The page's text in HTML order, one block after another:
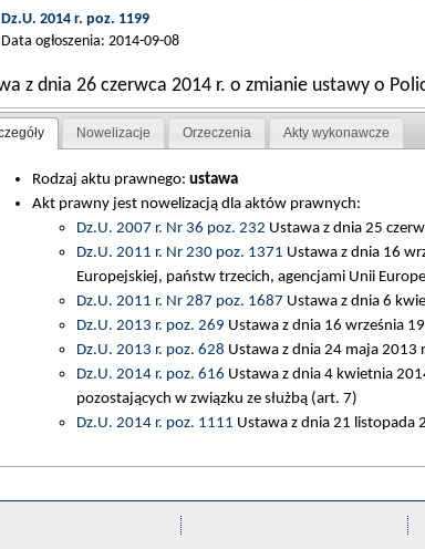
Dz.U. 2014 r. poz. 1199
Data ogłoszenia: 2014-09-08
z dnia 26 czerwca 2014 r. o zmianie ustawy o
Nowelizacje Orzeczenia Akty wykonawcze
Rodzaj aktu prawnego: ustawa
Akt prawny jest nowelizacją dla aktów prawnych:
Dz.U. 2007 r. Nr 36 poz. 232 Ustawa z dnia 25
Dz.U. 2011 r. Nr 230 poz. 1371 Ustawa z dnia 16
Europejskiej, państw trzecich, agencjami Unii
Dz.U. 2011 r. Nr 287 poz. 1687 Ustawa z dnia 6
Dz.U. 2013 r. poz. 269 Ustawa z dnia 16 września
Dz.U. 2013 r. poz. 628 Ustawa z dnia 24 maja 2013
Dz.U. 2014 r. poz. 616 Ustawa z dnia 4 kwietnia
pozostających w związku ze służbą (art. 7)
Dz.U. 2014 r. poz. 1111 Ustawa z dnia 21 listopada